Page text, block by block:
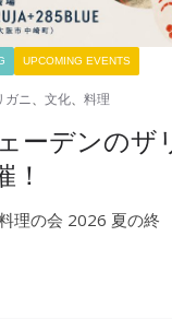
UPCOMING EVENTS
ガニ、 文化、 料理
ーデンのザ
！
理の会 2026 夏の終